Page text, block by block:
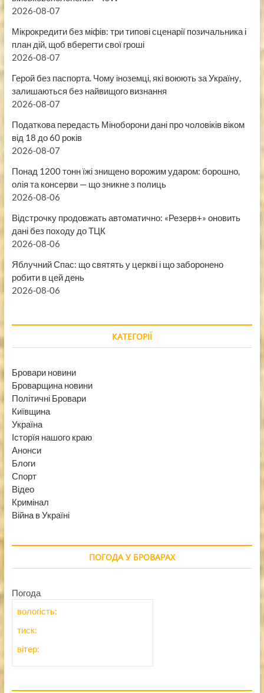
2026-08-07
Мікрокредити без міфів: три типові сценарії позичальника і
план дій, щоб вберегти свої гроші
2026-08-07
Герой без паспорта. Чому іноземці, які воюють за Україну,
залишаються без найвищого визнання
2026-08-07
Податкова передасть Міноборони дані про чоловіків віком
від 18 до 60 років
2026-08-07
Понад 1200 тонн їжі знищено ворожим ударом: борошно,
олія та консерви — що зникне з полиць
2026-08-06
Відстрочку продовжать автоматично: «Резерв+» оновить
дані без походу до ТЦК
2026-08-06
Яблучний Спас: що святять у церкві і що заборонено
робити в цей день
2026-08-06
КАТЕГОРІЇ
Бровари новини
Броварщина новини
Політичні Бровари
Київщина
Україна
Історїя нашого краю
Анонси
Блоги
Спорт
Відео
Кримінал
Війна в Україні
ПОГОДА У БРОВАРАХ
Погода
вологість:
тиск:
вітер: